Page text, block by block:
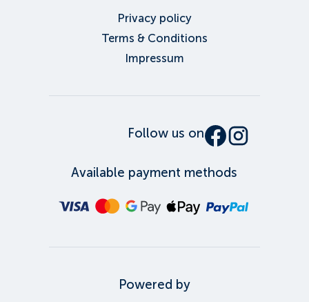
Privacy policy
Terms & Conditions
Impressum
Follow us on
Available payment methods
Powered by